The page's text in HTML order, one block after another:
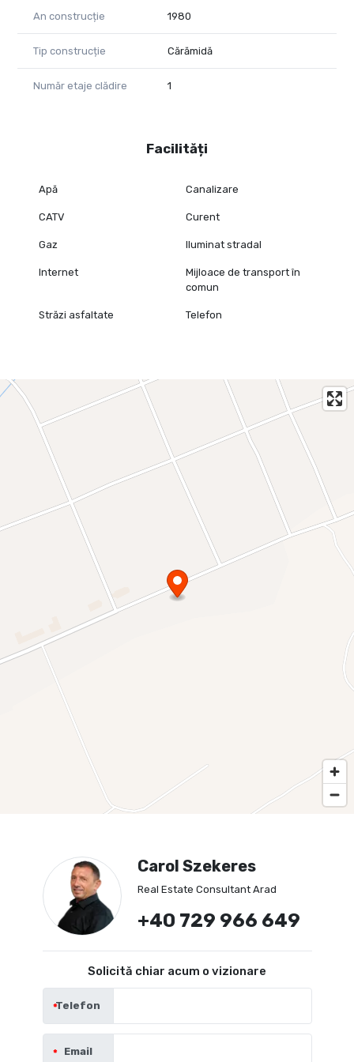
An construcție 1980
Tip construcție Cărămidă
Număr etaje clădire 1
Facilități
Apă Canalizare
CATV Curent
Gaz Iluminat stradal
Internet
Mijloace de transport în
comun
Străzi asfaltate Telefon
Carol Szekeres
Real Estate Consultant Arad
+40 729 966 649
Solicită chiar acum o vizionare
Telefon
Email